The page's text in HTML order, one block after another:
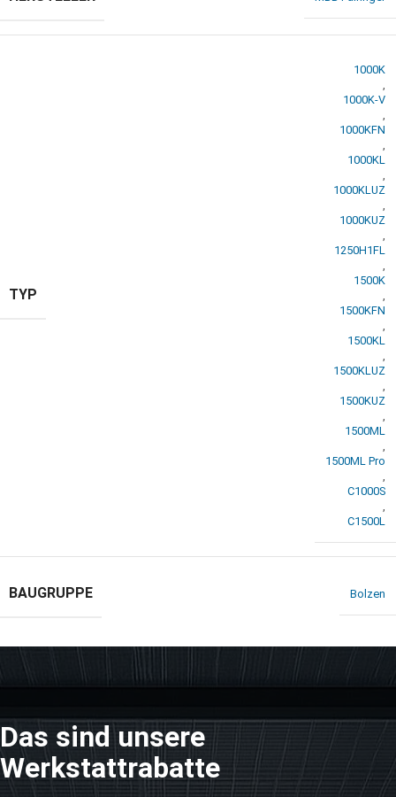
TYP
1000K
1000K-V
1000KFN
1000KL
1000KLUZ
1000KUZ
1250H1FL
1500K
1500KFN
1500KL
1500KLUZ
1500KUZ
1500ML
1500ML Pro
C1000S
C1500L
BAUGRUPPE Bolzen
Das sind unsere
Werkstattrabatte